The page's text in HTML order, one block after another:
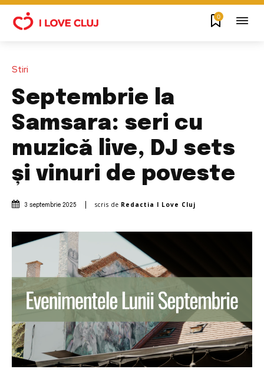
0
Stiri
Septembrie la
Samsara: seri cu
muzică live, DJ sets
și vinuri de poveste
3 septembrie 2025 scris de Redactia I Love Cluj